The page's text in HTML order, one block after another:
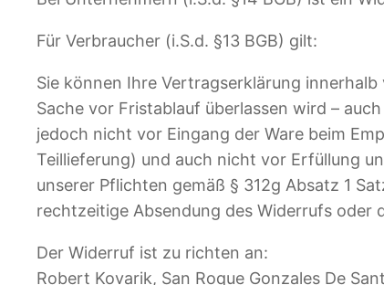
Für Verbraucher (i.S.d. §13 BGB) gilt:
Sie können Ihre Vertragserklärung
Sache vor Fristablauf überlassen wird –
jedoch nicht vor Eingang der Ware beim
Teillieferung) und auch nicht vor Erfüllung
unserer Pflichten gemäß § 312g Absatz 1
rechtzeitige Absendung des Widerrufs oder
Der Widerruf ist zu richten an:
Robert Kovarik, San Roque Gonzales De